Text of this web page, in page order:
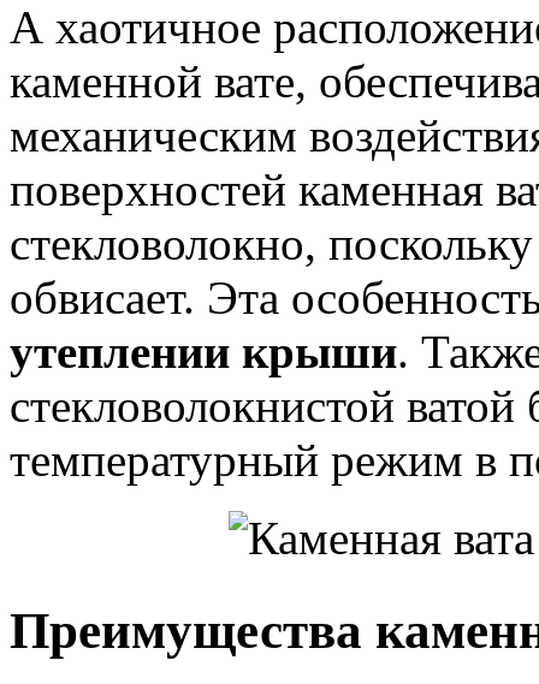
А хаотичное
каменной вате,
механическим
поверхностей каменная
стекловолокно,
обвисает. Эта
утеплении крыши.
стекловолокнистой ватой
температурный режим в
Преимущества